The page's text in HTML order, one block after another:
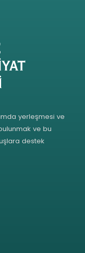
yerleşmesi ve
ve bu
destek